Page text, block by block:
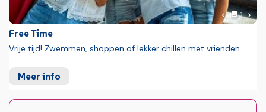
Free Time
Vrije tijd! Zwemmen, shoppen of lekker chillen met vrienden
Meer info
Vorige foto
1Foto